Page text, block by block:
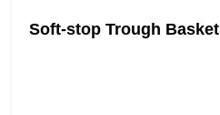
Soft-stop Trough Basket